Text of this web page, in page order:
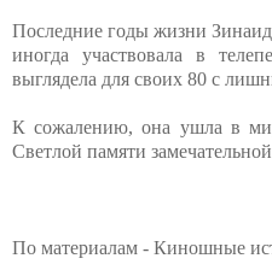
Последние годы жизни
иногда участвовала в
выглядела для своих 80 с
К сожалению, она ушла в
Светлой памяти
По материалам - Киношные